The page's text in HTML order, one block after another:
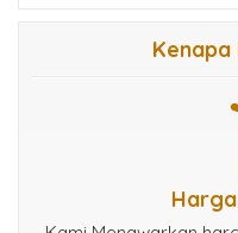
Kenapa